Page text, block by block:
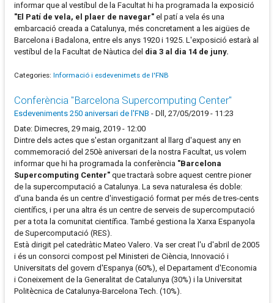
informar que al vestíbul de la Facultat hi ha programada la exposició
"El Patí de vela, el plaer de navegar" el patí a vela és una
embarcació creada a Catalunya, més concretament a les aigües de
Barcelona i Badalona, entre els anys 1920 i 1925. L'exposició estarà al
vestíbul de la Facultat de Nàutica del dia 3 al dia 14 de juny.
Categories: Informació i esdevenimets de l'FNB
Conferència "Barcelona Supercomputing Center"
Esdeveniments 250 aniversari de l'FNB - Dll, 27/05/2019 - 11:23
Date: Dimecres, 29 maig, 2019 - 12:00
Dintre dels actes que s'estan organitzant al llarg d'aquest any en
commemoració del 250è aniversari de la nostra Facultat, us volem
informar que hi ha programada la conferència "Barcelona
Supercomputing Center" que tractarà sobre aquest centre pioner
de la supercomputació a Catalunya. La seva naturalesa és doble:
d'una banda és un centre d'investigació format per més de tres-cents
científics, i per una altra és un centre de serveis de supercomputació
per a tota la comunitat científica. També gestiona la Xarxa Espanyola
de Supercomputació (RES).
Està dirigit pel catedràtic Mateo Valero. Va ser creat l'u d'abril de 2005
i és un consorci compost pel Ministeri de Ciència, Innovació i
Universitats del govern d'Espanya (60%), el Departament d'Economia
i Coneixement de la Generalitat de Catalunya (30%) i la Universitat
Politècnica de Catalunya-Barcelona Tech. (10%).